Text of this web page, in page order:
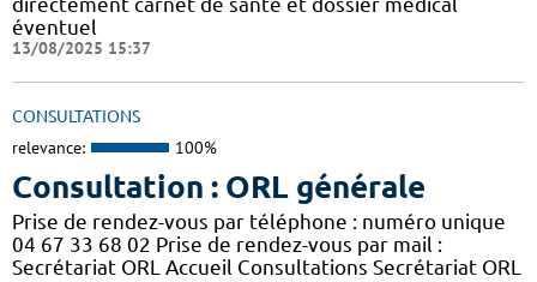
éventuel
13/08/2025 15:37
CONSULTATIONS
relevance: 100%
Consultation : ORL générale
Prise de rendez-vous par téléphone : numéro unique
04 67 33 68 02 Prise de rendez-vous par mail :
Secrétariat ORL Accueil Consultations Secrétariat ORL